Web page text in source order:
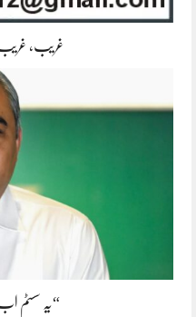
غریب، غریب
“یہ سسٹم